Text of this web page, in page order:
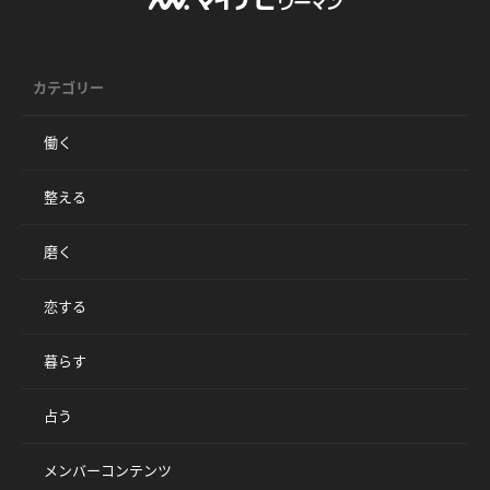
カテゴリー
働く
整える
磨く
恋する
暮らす
占う
メンバーコンテンツ